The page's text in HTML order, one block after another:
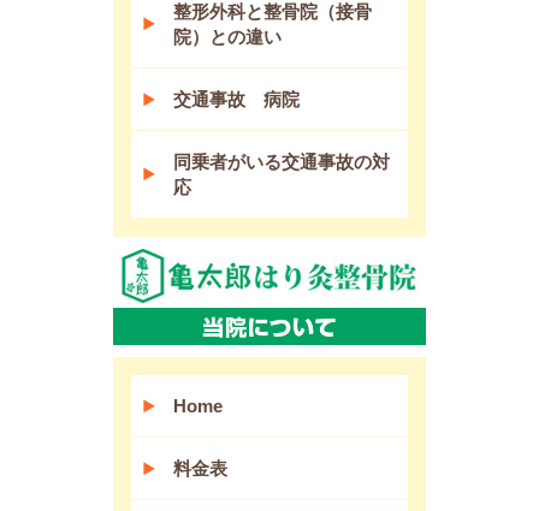
整形外科と整骨院（接骨
院）との違い
交通事故 病院
同乗者がいる交通事故の対
応
Home
料金表